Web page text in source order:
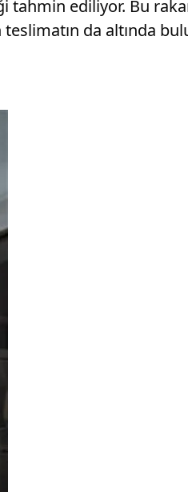
tahmin ediliyor. Bu
da altında